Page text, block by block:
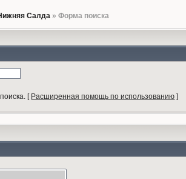
Салда » Форма поиска
[ Расширенная помощь по использованию ]